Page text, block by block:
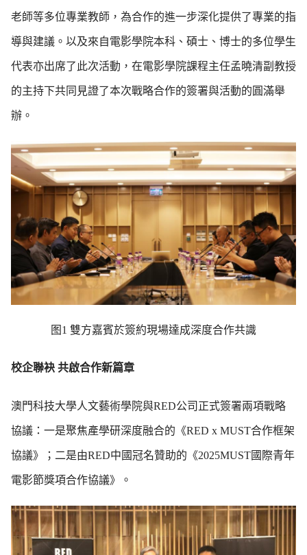
老師等多位專業教師，為合作的進一步深化提供了專業的指
導與建議。以及來自電影學院本科、碩士、博士的多位學生
代表亦出席了此次活動，在電影學院課程主任孟曉清副教授
的主持下共同見證了本次戰略合作的簽署與活動的圓滿舉
辦。
图1 雙方嘉賓於簽約現場達成深度合作共識
校企聯袂 共啟合作新篇章
澳門科技大學人文藝術學院與RED公司正式簽署兩項戰略
協議：一是聚焦產學研深度融合的《RED x MUST合作框架
協議》；二是由RED中國冠名贊助的《2025MUST國際青年
電影節獎項合作協議》。